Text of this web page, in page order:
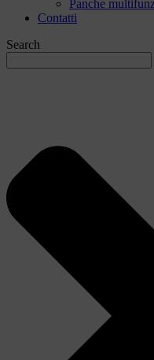
Panche
Contatti
Search